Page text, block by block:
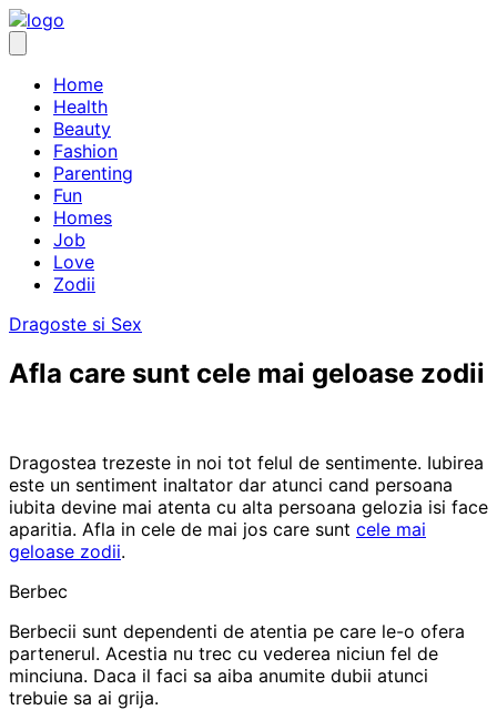
Skip
to
Home
Health
Beauty
Fashion
Parenting
Fun
Homes
Job
Love
Zodii
Dragoste si Sex
Afla care sunt cele mai geloase zodii
Dragostea trezeste in noi tot felul de sentimente. Iubirea
este un sentiment inaltator dar atunci cand persoana
iubita devine mai atenta cu alta persoana gelozia isi face
aparitia. Afla in cele de mai jos care sunt cele mai
geloase zodii.
Berbec
Berbecii sunt dependenti de atentia pe care le-o ofera
partenerul. Acestia nu trec cu vederea niciun fel de
minciuna. Daca il faci sa aiba anumite dubii atunci
trebuie sa ai grija.